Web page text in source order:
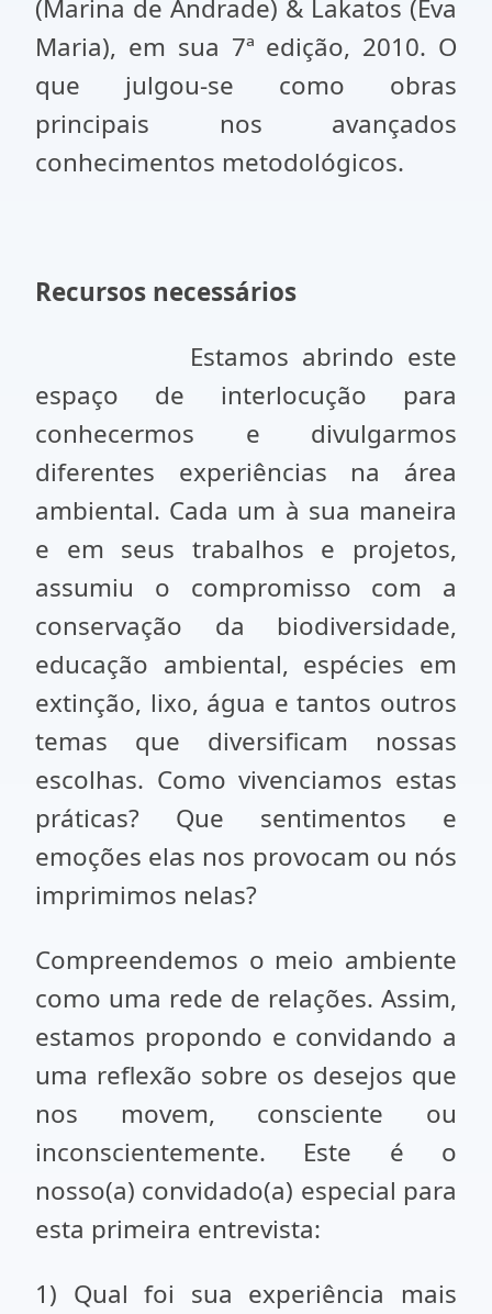
(Marina de Andrade) & Lakatos (Eva
Maria), em sua 7ª edição, 2010. O
que julgou-se como obras
principais nos avançados
conhecimentos metodológicos.
Recursos necessários
Estamos abrindo este
espaço de interlocução para
conhecermos e divulgarmos
diferentes experiências na área
ambiental. Cada um à sua maneira
e em seus trabalhos e projetos,
assumiu o compromisso com a
conservação da biodiversidade,
educação ambiental, espécies em
extinção, lixo, água e tantos outros
temas que diversificam nossas
escolhas. Como vivenciamos estas
práticas? Que sentimentos e
emoções elas nos provocam ou nós
imprimimos nelas?
Compreendemos o meio ambiente
como uma rede de relações. Assim,
estamos propondo e convidando a
uma reflexão sobre os desejos que
nos movem, consciente ou
inconscientemente. Este é o
nosso(a) convidado(a) especial para
esta primeira entrevista:
1) Qual foi sua experiência mais